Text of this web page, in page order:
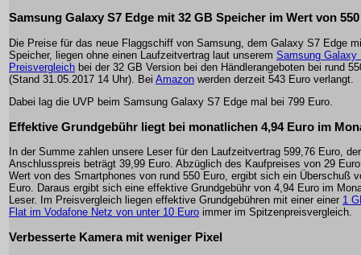
Samsung Galaxy S7 Edge mit 32 GB Speicher im Wert von
Die Preise für das neue Flaggschiff von Samsung, dem Galaxy S7 Edge
Speicher, liegen ohne einen Laufzeitvertrag laut unserem Samsung Galaxy
Preisvergleich bei der 32 GB Version bei den Händlerangeboten bei rund
(Stand 31.05.2017 14 Uhr). Bei Amazon werden derzeit 543 Euro verlangt.
Dabei lag die UVP beim Samsung Galaxy S7 Edge mal bei 799 Euro.
Effektive Grundgebühr liegt bei monatlichen 4,94 Euro im
In der Summe zahlen unsere Leser für den Laufzeitvertrag 599,76 Euro, der
Anschlusspreis beträgt 39,99 Euro. Abzüglich des Kaufpreises von 29
Wert von des Smartphones von rund 550 Euro, ergibt sich ein Überschuß
Euro. Daraus ergibt sich eine effektive Grundgebühr von 4,94 Euro im
Leser. Im Preisvergleich liegen effektive Grundgebühren mit einer einer 1
Flat im Vodafone Netz von unter 10 Euro immer im Spitzenpreisvergleich.
Verbesserte Kamera mit weniger Pixel